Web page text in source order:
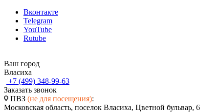
Вконтакте
Telegram
YouTube
Rutube
Ваш город
Власиха
+7 (499) 348-99-63
Заказать звонок
ПВЗ (не для посещения):
Московская область, поселок Власиха, Цветной бульвар, 6